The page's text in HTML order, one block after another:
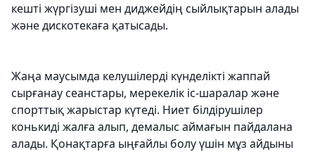
кешті жүргізуші мен диджейдің сыйлықтарын алады
және дискотекаға қатысады.
Жаңа маусымда келушілерді күнделікті жаппай
сырғанау сеанстары, мерекелік іс-шаралар және
спорттық жарыстар күтеді. Ниет білдірушілер
конькиді жалға алып, демалыс аймағын пайдалана
алады. Қонақтарға ыңғайлы болу үшін мұз айдыны